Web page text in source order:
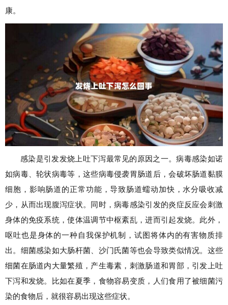
康。
感染是引发发烧上吐下泻最常见的原因之一。病毒感染如诺
如病毒、轮状病毒等，这些病毒侵袭胃肠道后，会破坏肠道黏膜
细胞，影响肠道的正常功能，导致肠道蠕动加快，水分吸收减
少，从而出现腹泻症状。同时，病毒感染引发的炎症反应会刺激
身体的免疫系统，使体温调节中枢紊乱，进而引起发烧。此外，
呕吐也是身体的一种自我保护机制，试图将体内的有害物质排
出。细菌感染如大肠杆菌、沙门氏菌等也会导致类似情况。这些
细菌在肠道内大量繁殖，产生毒素，刺激肠道和胃部，引发上吐
下泻和发烧。比如在夏季，食物容易变质，人们食用了被细菌污
染的食物后，就很容易出现这些症状。